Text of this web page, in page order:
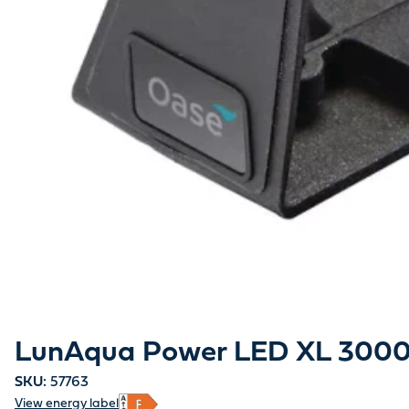
LunAqua Power LED XL
SKU: 57763
View energy label